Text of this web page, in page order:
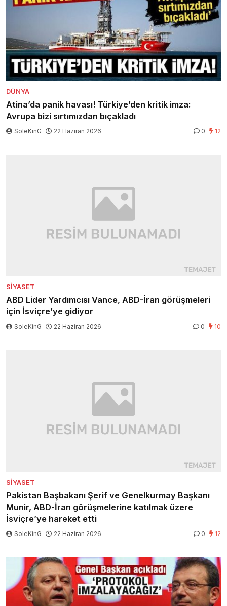
DÜNYA
Atina’da panik havası! Türkiye’den kritik imza:
Avrupa bizi sırtımızdan bıçakladı
SoleKinG 22 Haziran 2026 0 12
SIYASET
ABD Lider Yardımcısı Vance, ABD-İran görüşmeleri
için İsviçre’ye gidiyor
SoleKinG 22 Haziran 2026 0 10
SIYASET
Pakistan Başbakanı Şerif ve Genelkurmay Başkanı
Munir, ABD-İran görüşmelerine katılmak üzere
İsviçre’ye hareket etti
SoleKinG 22 Haziran 2026 0 12